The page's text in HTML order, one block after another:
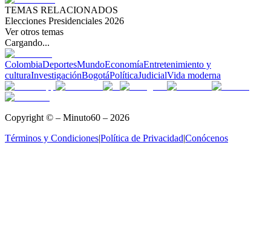
TEMAS RELACIONADOS
Elecciones Presidenciales 2026
Ver otros temas
Cargando...
ColombiaDeportesMundoEconomíaEntretenimiento y
culturaInvestigaciónBogotáPolíticaJudicialVida moderna
Copyright © – Minuto60 – 2026
Términos y Condiciones|Política de Privacidad|Conócenos